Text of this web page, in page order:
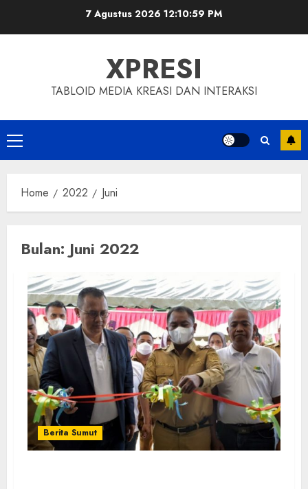
7 Agustus 202612:11:00 PM
XPRESI
TABLOID MEDIA KREASI DAN INTERAKSI
Primary
Menu
Home 2022 Juni
Bulan: Juni 2022
Berita Sumut